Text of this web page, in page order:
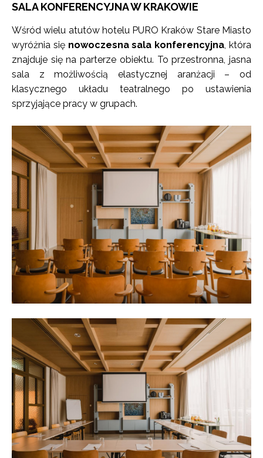
SALA KONFERENCYJNA W KRAKOWIE
Wśród wielu atutów hotelu PURO Kraków Stare Miasto
wyróżnia się nowoczesna sala konferencyjna, która
znajduje się na parterze obiektu. To przestronna, jasna
sala z możliwością elastycznej aranżacji – od
klasycznego układu teatralnego po ustawienia
sprzyjające pracy w grupach.